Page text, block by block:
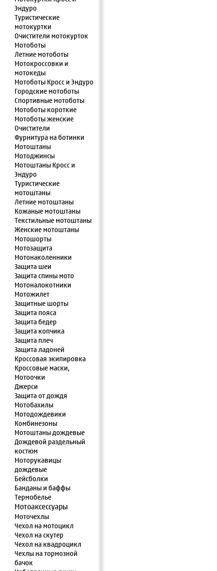
Эндуро
Туристические
мотокуртки
Очистители мотокурток
Мотоботы
Летние мотоботы
Мотокроссовки и
мотокеды
Мотоботы Кросс и Эндуро
Городские мотоботы
Спортивные мотоботы
Мотоботы короткие
Мотоботы женские
Очистители
Фурнитура на ботинки
Мотоштаны
Мотоджинсы
Мотоштаны Кросс и
Эндуро
Туристические
мотоштаны
Летние мотоштаны
Кожаные мотоштаны
Текстильные мотоштаны
Женские мотоштаны
Мотошорты
Мотозащита
Мотонаколенники
Защита шеи
Защита спины мото
Мотоналокотники
Мотожилет
Защитные шорты
Защита пояса
Защита бедер
Защита копчика
Защита плеч
Защита ладоней
Кроссовая экипировка
Кроссовые маски,
Мотоочки
Джерси
Защита от дождя
Мотобахилы
Мотодождевики
Комбинезоны
Мотоштаны дождевые
Дождевой раздельный
костюм
Моторукавицы
дождевые
Бейсболки
Банданы и баффы
Термобелье
Мотоаксессуары
Моточехлы
Чехол на мотоцикл
Чехол на скутер
Чехол на квадроцикл
Чехлы на тормозной
бачок